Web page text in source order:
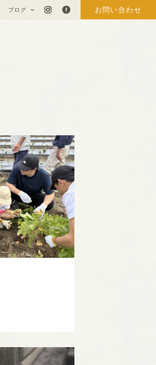
ブログ お問い合わせ